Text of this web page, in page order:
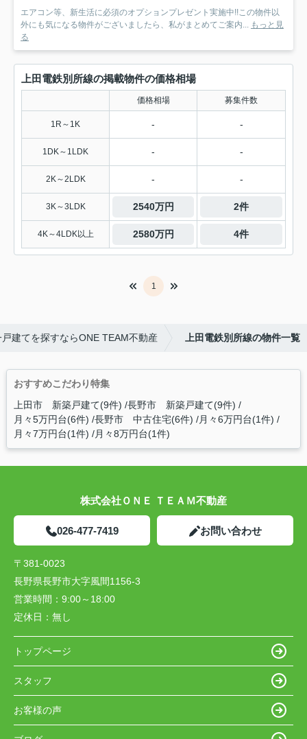
エアコン等、新生活に必須のオプションプレゼント実施中!!この物件以
外にも気になる物件がございましたら、私がまとめてご案内... もっと見
る
上田電鉄別所線の掲載物件の価格相場
価格相場 募集件数
1R～1K - -
1DK～1LDK - -
2K～2LDK - -
3K～3LDK 2540万円 2件
4K～4LDK以上 2580万円 4件
1
建てを探すならONE TEAM不動産 上田電鉄別所線の物件一覧
おすすめこだわり特集
上田市 新築戸建て(9件) 長野市 新築戸建て(9件)
月々5万円台(6件) 長野市 中古住宅(6件) 月々6万円台(1件)
月々7万円台(1件) 月々8万円台(1件)
株式会社ＯＮＥ ＴＥＡＭ不動産
026-477-7419 お問い合わせ
〒381-0023
長野県長野市大字風間1156-3
営業時間： 9:00～18:00
定休日： 無し
トップページ
スタッフ
お客様の声